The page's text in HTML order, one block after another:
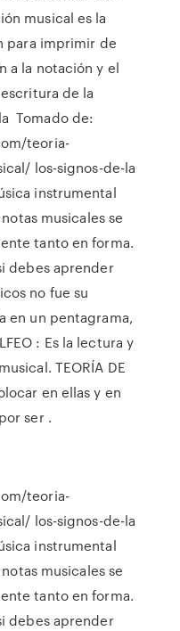
musical es la
para imprimir de
a la notación y el
de la
Tomado de:
teoria-
los-signos-de-la
instrumental
musicales se
tanto en forma.
debes aprender
no fue su
en un pentagrama,
: Es la lectura y
TEORÍA DE
en ellas y en
ser .
teoria-
los-signos-de-la
instrumental
musicales se
tanto en forma.
debes aprender